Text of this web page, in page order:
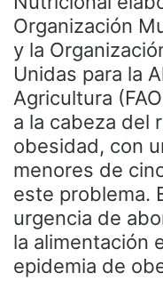
Organización
y la
Unidas para la
Agricultura
a la cabeza del
obesidad, con
menores de
este problema.
urgencia de
la alimentación
epidemia de